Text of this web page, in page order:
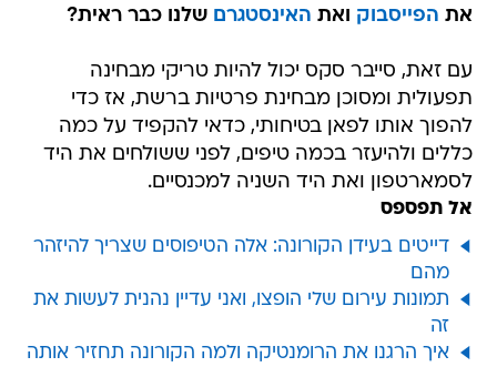
את הפייסבוק ואת האינסטגרם שלנו כבר ראית?
עם זאת, סייבר סקס יכול להיות טריקי מבחינה
תפעולית ומסוכן מבחינת פרטיות ברשת, אז כדי
להפוך אותו לפאן בטיחותי, כדאי להקפיד על כמה
כללים ולהיעזר בכמה טיפים, לפני ששולחים את היד
לסמארטפון ואת היד השניה למכנסיים.
אל תפספס
דייטים בעידן הקורונה: אלה הטיפוסים שצריך להיזהר
מהם
תמונות עירום שלי הופצו, ואני עדיין נהנית לעשות את
זה
איך הרגנו את הרומנטיקה ולמה הקורונה תחזיר אותה